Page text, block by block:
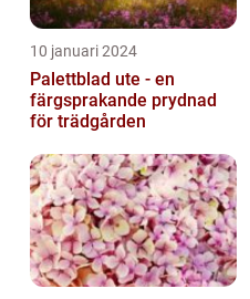
10 januari 2024
Palettblad ute - en
färgsprakande prydnad
för trädgården